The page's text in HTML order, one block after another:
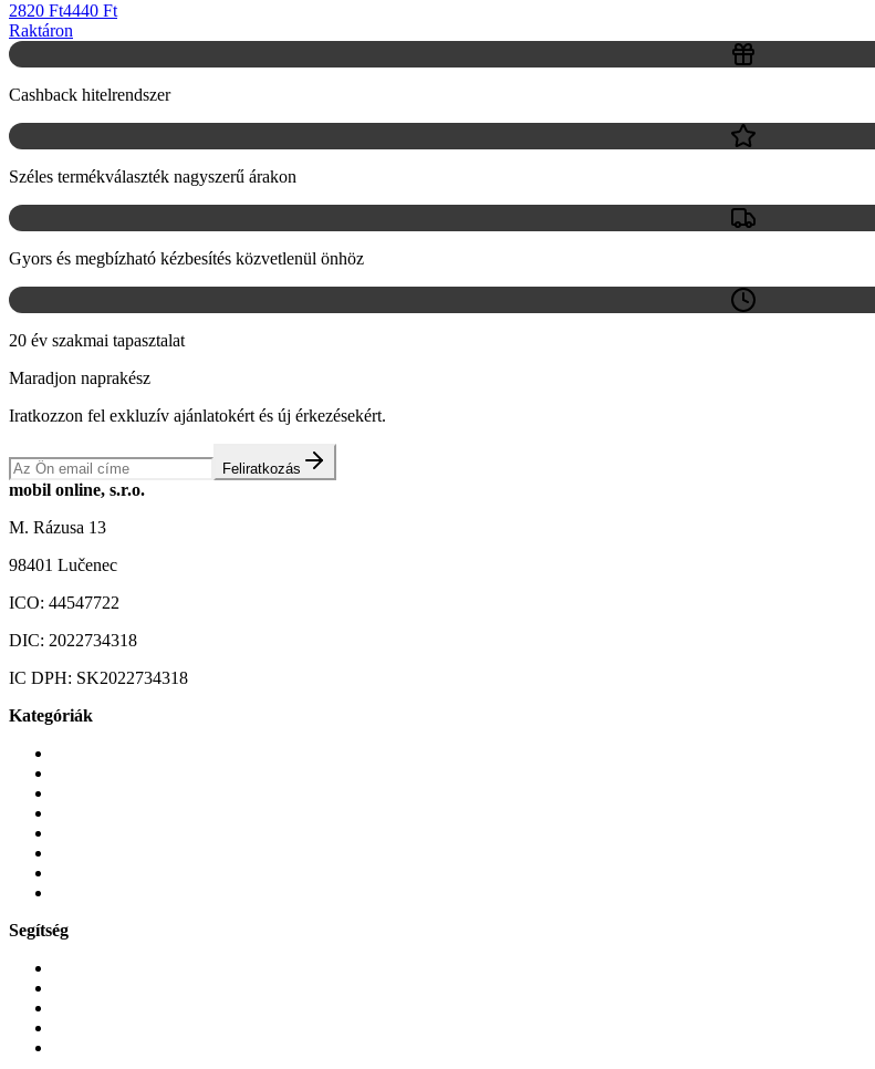
2820 Ft4440 Ft
Raktáron
Cashback hitelrendszer
Széles termékválaszték nagyszerű árakon
Gyors és megbízható kézbesítés közvetlenül önhöz
20 év szakmai tapasztalat
Maradjon naprakész
Iratkozzon fel exkluzív ajánlatokért és új érkezésekért.
Feliratkozás
mobil online, s.r.o.
M. Rázusa 13
98401 Lučenec
ICO: 44547722
DIC: 2022734318
IC DPH: SK2022734318
Kategóriák
Segítség